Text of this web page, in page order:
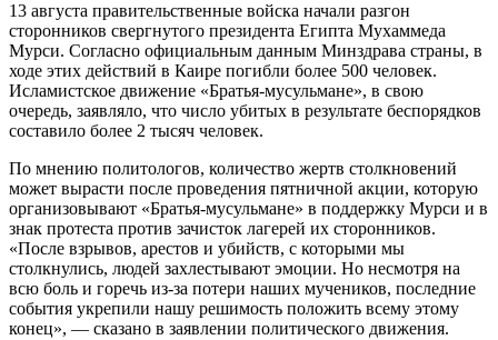
13 августа правительственные войска начали разгон
сторонников свергнутого президента Египта Мухаммеда
Мурси. Согласно официальным данным Минздрава страны, в
ходе этих действий в Каире погибли более 500 человек.
Исламистское движение «Братья-мусульмане», в свою
очередь, заявляло, что число убитых в результате беспорядков
составило более 2 тысяч человек.
По мнению политологов, количество жертв столкновений
может вырасти после проведения пятничной акции, которую
организовывают «Братья-мусульмане» в поддержку Мурси и в
знак протеста против зачисток лагерей их сторонников.
«После взрывов, арестов и убийств, с которыми мы
столкнулись, людей захлестывают эмоции. Но несмотря на
всю боль и горечь из-за потери наших мучеников, последние
события укрепили нашу решимость положить всему этому
конец», — сказано в заявлении политического движения.